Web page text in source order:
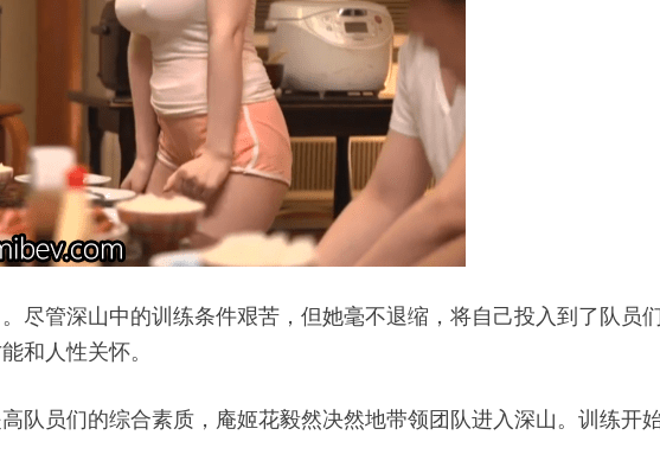
尽管深山中的训练条件艰苦，但她毫不退缩，将自己投入到了队员
和人性关怀。
队员们的综合素质，庵姬花毅然决然地带领团队进入深山。训练开